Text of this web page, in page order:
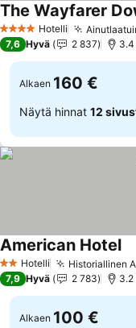
4 Tähtiluokitus
Hotelli
7,6 Hyvä 2 837 3.4
Alkaen 160 €
Näytä hinnat 12
2 Tähtiluokitus
Hotelli Historiallinen
American Hotel
7,9 Hyvä 2 783 3.2
Alkaen 100 €